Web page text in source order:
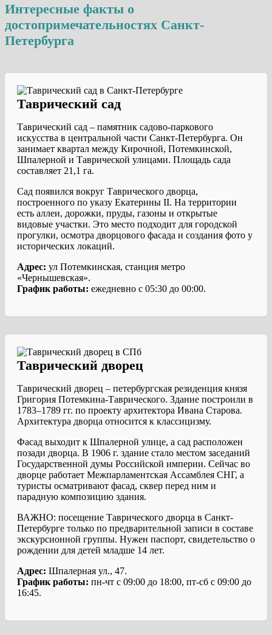
Интересные факты о
достопримечательностях Санкт-
Петербурга
Таврический сад
Таврический сад – памятник садово-паркового
искусства в центральной части Санкт-Петербурга. Он
занимает квартал между Кирочной, Потемкинской,
Шпалерной и Таврической улицами. Площадь сада
составляет 21,1 га.
Сад появился вокруг Таврического дворца,
построенного по указу Екатерины II. На территории
есть аллеи, дорожки, пруды, газоны и открытые
видовые участки. Это место подходит для городской
прогулки, осмотра дворцового фасада и создания фото у
исторических локаций.
Адрес: ул Потемкинская, станция метро
«Чернышевская».
График работы: ежедневно с 05:30 до 00:00.
Таврический дворец
Таврический дворец – петербургская резиденция князя
Григория Потемкина-Таврического. Здание построили в
1783–1789 гг. по проекту архитектора Ивана Старова.
Архитектура дворца относится к классицизму.
Фасад выходит к Шпалерной улице, а сад расположен
позади дворца. В 1906 г. здание стало местом заседаний
Государственной думы Российской империи. Сейчас во
дворце работает Межпарламентская Ассамблея СНГ, а
туристы осматривают фасад, сквер перед ним и
парадную композицию здания.
ВАЖНО: посещение Таврического дворца в Санкт-
Петербурге только по предварительной записи в составе
экскурсионной группы. Нужен паспорт, свидетельство о
рождении для детей младше 14 лет.
Адрес: Шпалерная ул., 47.
График работы: пн-чт с 09:00 до 18:00, пт-сб с 09:00 до
16:45.